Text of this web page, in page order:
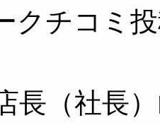
クチコミ
長（社長